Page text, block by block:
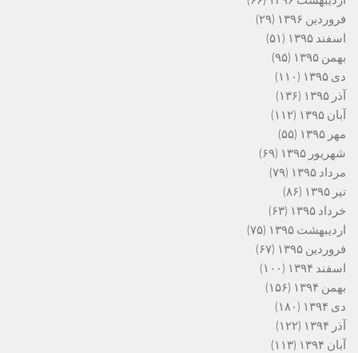
فروردین ۱۳۹۶
(۲۹)
اسفند ۱۳۹۵
(۵۱)
بهمن ۱۳۹۵
(۹۵)
دی ۱۳۹۵
(۱۱۰)
آذر ۱۳۹۵
(۱۳۶)
آبان ۱۳۹۵
(۱۱۲)
مهر ۱۳۹۵
(۵۵)
شهریور ۱۳۹۵
(۶۹)
مرداد ۱۳۹۵
(۷۹)
تیر ۱۳۹۵
(۸۶)
خرداد ۱۳۹۵
(۶۳)
اردیبهشت ۱۳۹۵
(۷۵)
فروردین ۱۳۹۵
(۶۷)
اسفند ۱۳۹۴
(۱۰۰)
بهمن ۱۳۹۴
(۱۵۶)
دی ۱۳۹۴
(۱۸۰)
آذر ۱۳۹۴
(۱۲۲)
آبان ۱۳۹۴
(۱۱۳)